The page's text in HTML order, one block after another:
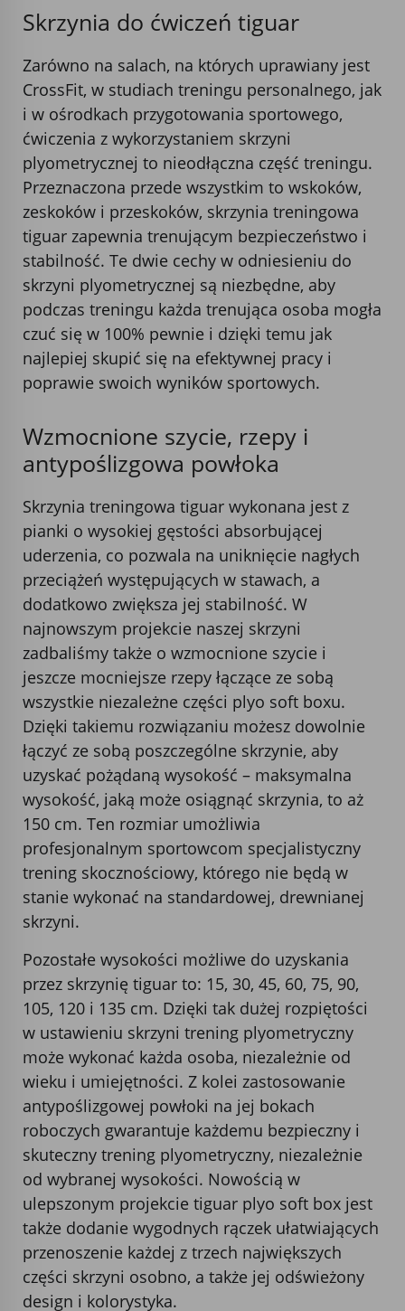
Skrzynia do ćwiczeń tiguar
Zarówno na salach, na których uprawiany jest
CrossFit, w studiach treningu personalnego, jak
i w ośrodkach przygotowania sportowego,
ćwiczenia z wykorzystaniem skrzyni
plyometrycznej to nieodłączna część treningu.
Przeznaczona przede wszystkim to wskoków,
zeskoków i przeskoków, skrzynia treningowa
tiguar zapewnia trenującym bezpieczeństwo i
stabilność. Te dwie cechy w odniesieniu do
skrzyni plyometrycznej są niezbędne, aby
podczas treningu każda trenująca osoba mogła
czuć się w 100% pewnie i dzięki temu jak
najlepiej skupić się na efektywnej pracy i
poprawie swoich wyników sportowych.
Wzmocnione szycie, rzepy i
antypoślizgowa powłoka
Skrzynia treningowa tiguar wykonana jest z
pianki o wysokiej gęstości absorbującej
uderzenia, co pozwala na uniknięcie nagłych
przeciążeń występujących w stawach, a
dodatkowo zwiększa jej stabilność. W
najnowszym projekcie naszej skrzyni
zadbaliśmy także o wzmocnione szycie i
jeszcze mocniejsze rzepy łączące ze sobą
wszystkie niezależne części plyo soft boxu.
Dzięki takiemu rozwiązaniu możesz dowolnie
łączyć ze sobą poszczególne skrzynie, aby
uzyskać pożądaną wysokość – maksymalna
wysokość, jaką może osiągnąć skrzynia, to aż
150 cm. Ten rozmiar umożliwia
profesjonalnym sportowcom specjalistyczny
trening skocznościowy, którego nie będą w
stanie wykonać na standardowej, drewnianej
skrzyni.
Pozostałe wysokości możliwe do uzyskania
przez skrzynię tiguar to: 15, 30, 45, 60, 75, 90,
105, 120 i 135 cm. Dzięki tak dużej rozpiętości
w ustawieniu skrzyni trening plyometryczny
może wykonać każda osoba, niezależnie od
wieku i umiejętności. Z kolei zastosowanie
antypoślizgowej powłoki na jej bokach
roboczych gwarantuje każdemu bezpieczny i
skuteczny trening plyometryczny, niezależnie
od wybranej wysokości. Nowością w
ulepszonym projekcie tiguar plyo soft box jest
także dodanie wygodnych rączek ułatwiających
przenoszenie każdej z trzech największych
części skrzyni osobno, a także jej odświeżony
design i kolorystyka.